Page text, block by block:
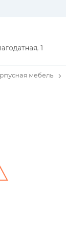
1
мебель